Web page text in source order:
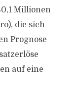
Millionen
die sich
Prognose
auf eine